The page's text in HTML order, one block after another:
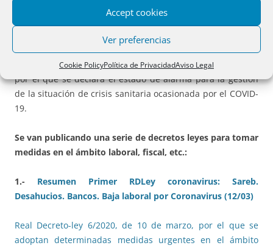
Accept cookies
Ver preferencias
Cookie PolicyPolítica de PrivacidadAviso Legal
que pueden hacerse on line.
PRÓRROGAS: DEL 28 DE MARZO:
Real Decreto 476/2020, de
27 de marzo, por el que se prorroga el estado de alarma
declarado por el Real Decreto 463/2020, de 14 de marzo,
por el que se declara el estado de alarma para la gestión
de la situación de crisis sanitaria ocasionada por el COVID-
19.
Se van publicando una serie de decretos leyes para tomar
medidas en el ámbito laboral, fiscal, etc.:
1.- Resumen Primer RDLey coronavirus: Sareb.
Desahucios. Bancos. Baja laboral por Coronavirus (12/03)
Real Decreto-ley 6/2020, de 10 de marzo, por el que se
adoptan determinadas medidas urgentes en el ámbito